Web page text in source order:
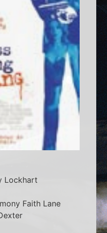
Lockhart
Faith Lane